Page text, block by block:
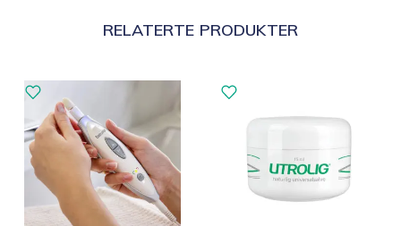
RELATERTE PRODUKTER